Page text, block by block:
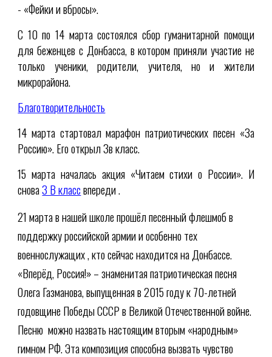
- «Фейки и вбросы».
С 10 по 14 марта состоялся сбор гуманитарной помощи
для беженцев с Донбасса, в котором приняли участие не
только ученики, родители, учителя, но и жители
микрорайона.
Благотворительность
14 марта стартовал марафон патриотических песен «За
Россию». Его открыл 3в класс.
15 марта началась акция «Читаем стихи о России». И
снова3 В классвпереди .
21 марта в нашей школе прошёл песенный флешмоб в
поддержку российской армии и особенно тех
военнослужащих , кто сейчас находится на Донбассе.
«Вперёд, Россия!» – знаменитая патриотическая песня
Олега Газманова, выпущенная в 2015 году к 70-летней
годовщине Победы СССР в Великой Отечественной войне.
Песню можно назвать настоящим вторым «народным»
гимном РФ. Эта композиция способна вызвать чувство